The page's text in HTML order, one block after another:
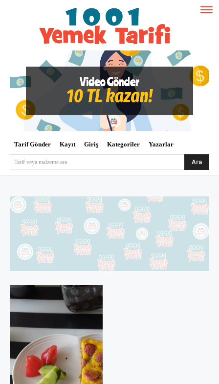
Tarif Gönder Kayıt Giriş Kategoriler Yazarlar
Tarif veya malzeme ara Ara